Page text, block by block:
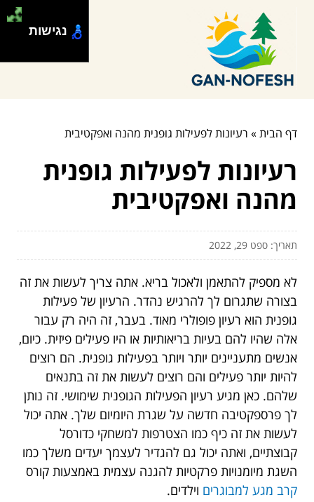
דף הבית» רעיונות לפעילות גופנית מהנה ואפקטיבית
רעיונות לפעילות גופנית
מהנה ואפקטיבית
תאריך: ספט 29, 2022
לא מספיק להתאמן ולאכול בריא. אתה צריך לעשות את זה
בצורה שתגרום לך להרגיש נהדר. הרעיון של פעילות
גופנית הוא רעיון פופולרי מאוד. בעבר, זה היה רק עבור
אלה שהיו להם בעיות בריאותיות או היו פעילים פיזית. כיום,
אנשים מתעניינים יותר ויותר בפעילות גופנית. הם רוצים
להיות יותר פעילים והם רוצים לעשות את זה בתנאים
שלהם. כאן מגיע רעיון הפעילות הגופנית שימושי. זה נותן
לך פרספקטיבה חדשה על שגרת היומיום שלך. אתה יכול
לעשות את זה כיף כמו הצטרפות למשחקי כדורסל
קבוצתיים, ואתה יכול גם להגדיר לעצמך יעדים משלך כמו
השגת מיומנויות פרקטיות להגנה עצמית באמצעות קורס
קרב מגע למבוגרים וילדים.
נגישות